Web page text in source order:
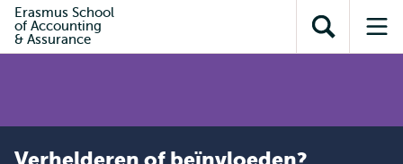
inhoud
Direct naar
subnavigatie
Erasmus School
of Accounting
& Assurance
Toon
zoekveld